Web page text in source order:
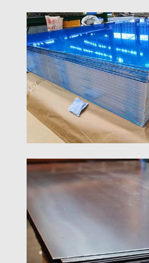
12 Folha De Alumínio
12 folha de alumínio de calibre
proporciona um equilíbrio
conformabilidade e resistência à
para engenheiros e fabricantes —
liga, temperamento e
Quão Grosso É 16
Alumínio De
Saiba quão grosso 16 avalie a folha
veja suas medidas exatas, força,
medidor de alumínio certo para o